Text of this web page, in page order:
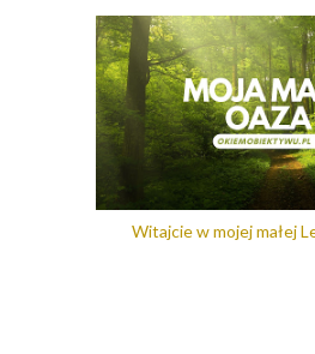
Witajcie w mojej małej